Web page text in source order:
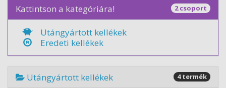
Kattintson a kategóriára! 2 csoport
Utángyártott kellékek
Eredeti kellékek
Utángyártott kellékek 4 termék